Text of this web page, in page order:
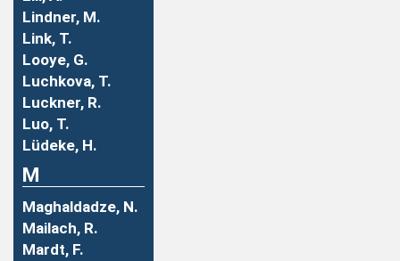
Lindner, M.
Link, T.
Looye, G.
Luchkova, T.
Luckner, R.
Luo, T.
Lüdeke, H.
M
Maghaldadze, N.
Mailach, R.
Mardt, F.